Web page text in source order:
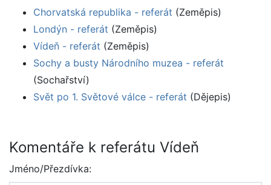
Chorvatská republika - referát (Zeměpis)
Londýn - referát (Zeměpis)
Vídeň - referát (Zeměpis)
Sochy a busty Národního muzea - referát
(Sochařství)
Svět po 1. Světové válce - referát (Dějepis)
Komentáře k referátu Vídeň
Jméno/Přezdívka: